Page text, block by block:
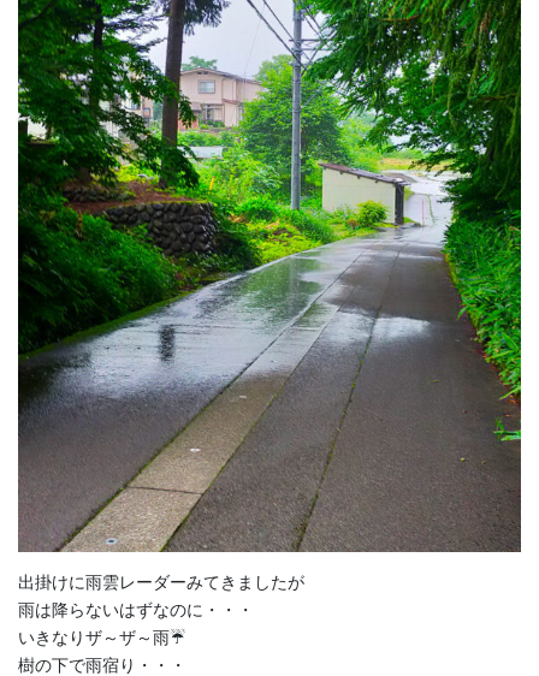
出掛けに雨雲レーダーみてきましたが
雨は降らないはずなのに・・・
いきなりザ～ザ～雨☔
樹の下で雨宿り・・・